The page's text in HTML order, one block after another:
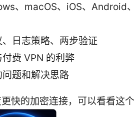
、macOS、iOS、Android
日志策略、两步验证
费 VPN 的利弊
题和解决思路
快的加密连接，可以看看这个